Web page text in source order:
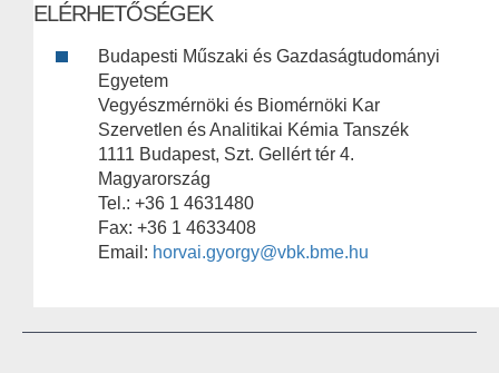
ELÉRHETŐSÉGEK
Budapesti Műszaki és Gazdaságtudományi
Egyetem
Vegyészmérnöki és Biomérnöki Kar
Szervetlen és Analitikai Kémia Tanszék
1111 Budapest, Szt. Gellért tér 4.
Magyarország
Tel.: +36 1 4631480
Fax: +36 1 4633408
Email: horvai.gyorgy@vbk.bme.hu